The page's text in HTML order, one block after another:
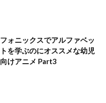
フォニックスでアルファベッ
トを学ぶのにオススメな幼児
向けアニメ Part3